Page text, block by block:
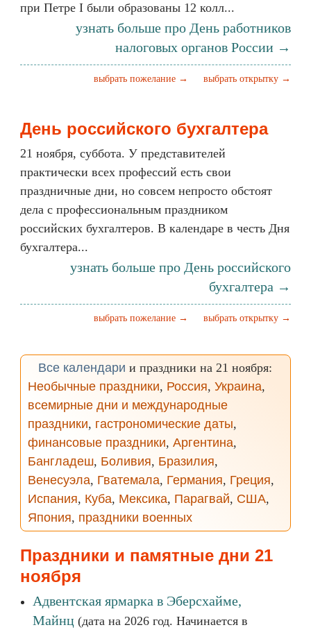
при Петре I были образованы 12 колл...
узнать больше про День работников
налоговых органов России →
выбрать открытку →
выбрать пожелание →
День российского бухгалтера
21 ноября, суббота. У представителей
практически всех профессий есть свои
праздничные дни, но совсем непросто обстоят
дела с профессиональным праздником
российских бухгалтеров. В календаре в честь Дня
бухгалтера...
узнать больше про День российского
бухгалтера →
выбрать открытку →
выбрать пожелание →
Все календари и праздники на 21 ноября:
Необычные праздники, Россия, Украина,
всемирные дни и международные
праздники, гастрономические даты,
финансовые праздники, Аргентина,
Бангладеш, Боливия, Бразилия,
Венесуэла, Гватемала, Германия, Греция,
Испания, Куба, Мексика, Парагвай, США,
Япония, праздники военных
Праздники и памятные дни 21
ноября
Адвентская ярмарка в Эберсхайме,
Майнц (дата на 2026 год. Начинается в